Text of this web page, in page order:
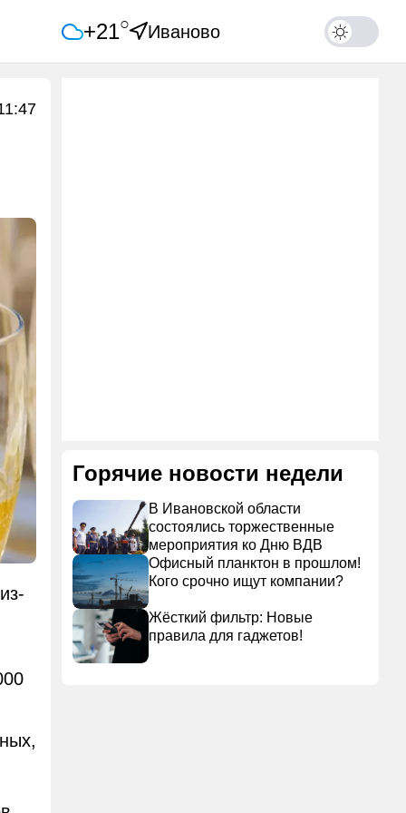
+21○ Иваново
Горячие новости недели
В Ивановской области
состоялись торжественные
мероприятия ко Дню ВДВ
Офисный планктон в прошлом!
Кого срочно ищут компании?
Жёсткий фильтр: Новые
правила для гаджетов!